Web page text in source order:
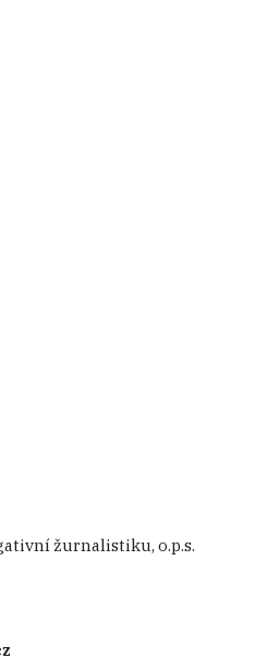
žurnalistiku, o.p.s.